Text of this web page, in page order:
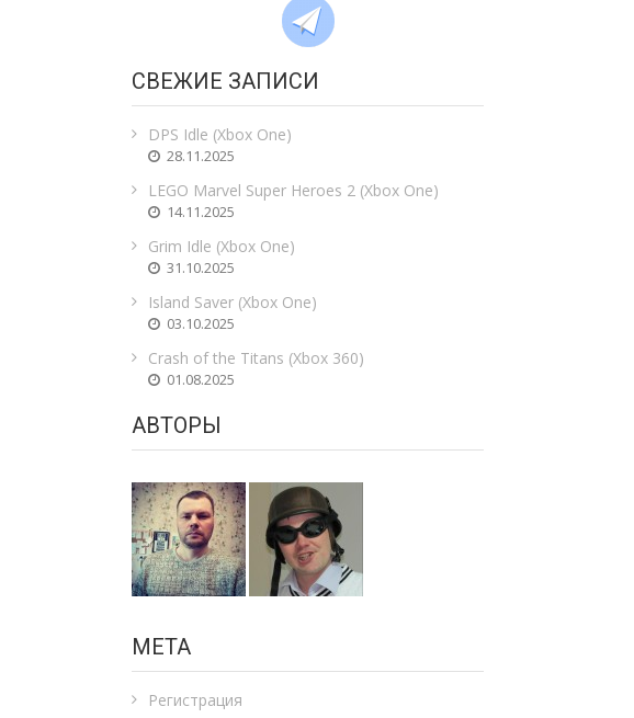
СВЕЖИЕ ЗАПИСИ
DPS Idle (Xbox One)
28.11.2025
LEGO Marvel Super Heroes 2 (Xbox One)
14.11.2025
Grim Idle (Xbox One)
31.10.2025
Island Saver (Xbox One)
03.10.2025
Crash of the Titans (Xbox 360)
01.08.2025
АВТОРЫ
МЕТА
Регистрация